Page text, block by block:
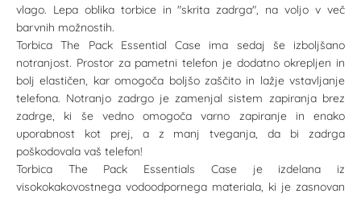
vlago. Lepa oblika torbice in "skrita zadrga", na voljo v več
barvnih možnostih.
Torbica The Pack Essential Case ima sedaj še izboljšano
notranjost. Prostor za pametni telefon je dodatno okrepljen in
bolj elastičen, kar omogoča boljšo zaščito in lažje vstavljanje
telefona. Notranjo zadrgo je zamenjal sistem zapiranja brez
zadrge, ki še vedno omogoča varno zapiranje in enako
uporabnost kot prej, a z manj tveganja, da bi zadrga
poškodovala vaš telefon!
Torbica The Pack Essentials Case je izdelana iz
visokokakovostnega vodoodpornega materiala, ki je zasnovan